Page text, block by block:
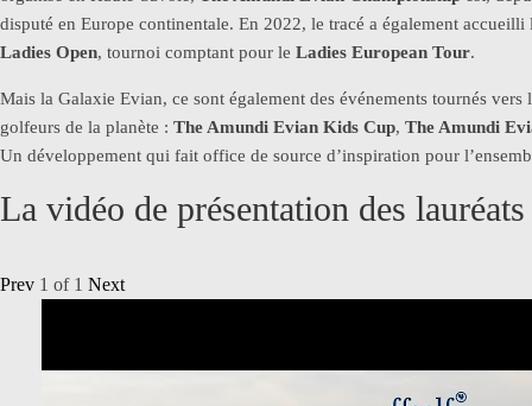
disputé en Europe continentale. En 2022, le tracé a également accueilli
Ladies Open, tournoi comptant pour le Ladies European Tour.
Mais la Galaxie Evian, ce sont également des événements tournés vers
golfeurs de la planète : The Amundi Evian Kids Cup, The Amundi
Un développement qui fait office de source d’inspiration pour
La vidéo de présentation des lauréats
Prev 1 of 1 Next